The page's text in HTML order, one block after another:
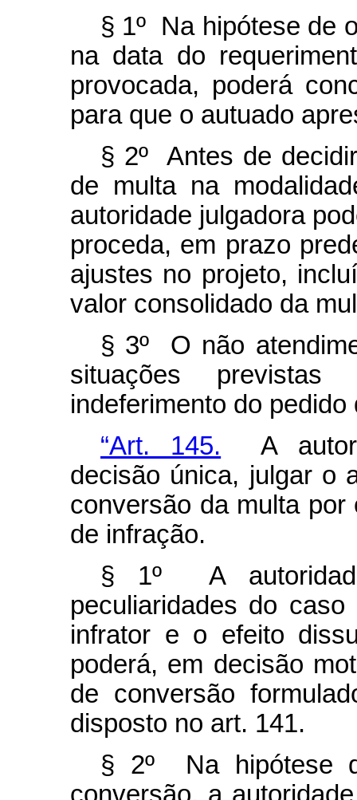
§ 1º Na hipótese de
na data do
provocada, poderá
para que o autuado
§ 2º Antes de
de multa na
autoridade julgadora
proceda, em prazo
ajustes no projeto,
valor consolidado da
§ 3º O não
situações
indeferimento do
“Art. 145. A
decisão única, julgar o
conversão da multa
de infração.
§ 1º A
peculiaridades do
infrator e o efeito
poderá, em decisão
de conversão
disposto no art. 141.
§ 2º Na hipótese
conversão, a